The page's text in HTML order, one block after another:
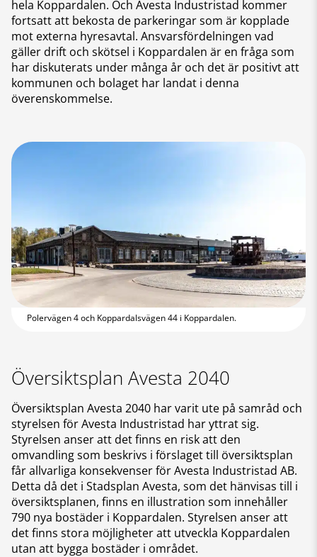
hela Koppardalen. Och Avesta Industristad kommer
fortsatt att bekosta de parkeringar som är kopplade
mot externa hyresavtal. Ansvarsfördelningen vad
gäller drift och skötsel i Koppardalen är en fråga som
har diskuterats under många år och det är positivt att
kommunen och bolaget har landat i denna
överenskommelse.
Polervägen 4 och Koppardalsvägen 44 i Koppardalen.
Översiktsplan Avesta 2040
Översiktsplan Avesta 2040 har varit ute på samråd och
styrelsen för Avesta Industristad har yttrat sig.
Styrelsen anser att det finns en risk att den
omvandling som beskrivs i förslaget till översiktsplan
får allvarliga konsekvenser för Avesta Industristad AB.
Detta då det i Stadsplan Avesta, som det hänvisas till i
översiktsplanen, finns en illustration som innehåller
790 nya bostäder i Koppardalen. Styrelsen anser att
det finns stora möjligheter att utveckla Koppardalen
utan att bygga bostäder i området.